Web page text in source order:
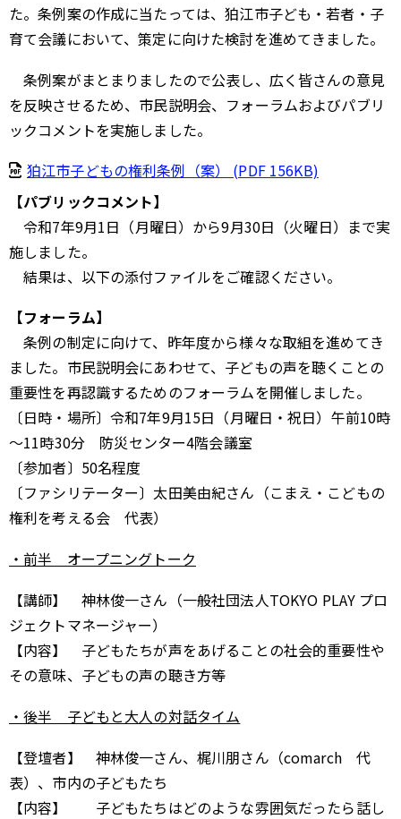
た。条例案の作成に当たっては、狛江市子ども・若者・子
育て会議において、策定に向けた検討を進めてきました。
条例案がまとまりましたので公表し、広く皆さんの意見
を反映させるため、市民説明会、フォーラムおよびパブリ
ックコメントを実施しました。
狛江市子どもの権利条例（案） (PDF 156KB)
【パブリックコメント】
令和7年9月1日（月曜日）から9月30日（火曜日）まで実
施しました。
結果は、以下の添付ファイルをご確認ください。
【フォーラム】
条例の制定に向けて、昨年度から様々な取組を進めてき
ました。市民説明会にあわせて、子どもの声を聴くことの
重要性を再認識するためのフォーラムを開催しました。​
〔日時・場所〕令和7年9月15日（月曜日・祝日）午前10時
～11時30分 防災センター4階会議室
〔参加者〕50名程度
〔ファシリテーター〕太田美由紀さん（こまえ・こどもの
権利を考える会 代表）
・前半 オープニングトーク
【講師】 神林俊一さん（一般社団法人TOKYO PLAY プロ
ジェクトマネージャー）
【内容】 子どもたちが声をあげることの社会的重要性や
その意味、子どもの声の聴き方等
・後半 子どもと大人の対話タイム
【登壇者】 神林俊一さん、梶川朋さん（comarch 代
表）、市内の子どもたち
【内容】 子どもたちはどのような雰囲気だったら話し